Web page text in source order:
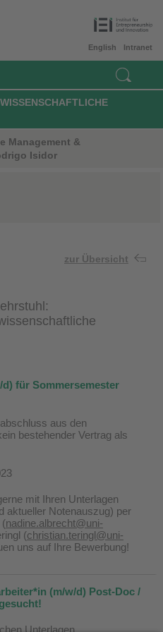
Intranet
English
Management &
Isidor
zur Übersicht
für Sommersemester
aus den
bestehender Vertrag als
mit Ihren Unterlagen
aktueller Notenauszug) per
(nadine.albrecht@uni-
(christian.teringl@uni-
uns auf Ihre Bewerbung!
(m/w/d) Post-Doc /
Unterlagen